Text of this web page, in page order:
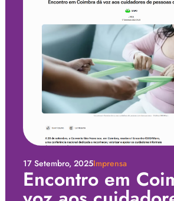
17 Setembro, 2025Imprensa
Encontro em